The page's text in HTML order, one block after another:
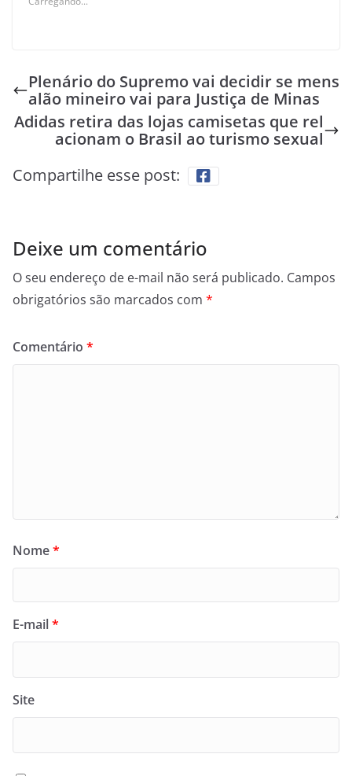
Plenário do Supremo vai decidir se mens
alão mineiro vai para Justiça de Minas
Adidas retira das lojas camisetas que rel
acionam o Brasil ao turismo sexual
Compartilhe esse post:
Deixe um comentário
O seu endereço de e-mail não será publicado. Campos
obrigatórios são marcados com *
Comentário *
Nome*
E-mail*
Site